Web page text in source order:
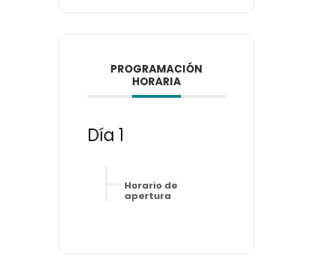
PROGRAMACIÓN
HORARIA
Día 1
Horario de
apertura